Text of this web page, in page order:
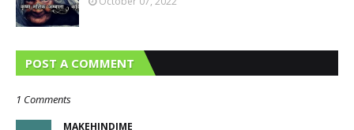
POST A COMMENT
1 Comments
MAKEHINDIME